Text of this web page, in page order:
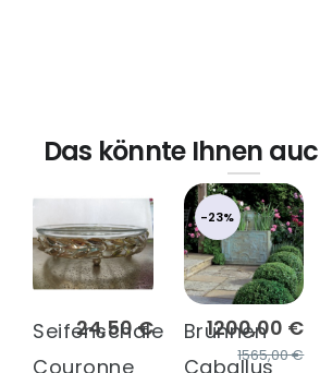
Das könnte Ihnen
24,50 €
Seifenschale
Couronne
-23%
1200,00 €
1565,00 €
Brunnen
Caballus